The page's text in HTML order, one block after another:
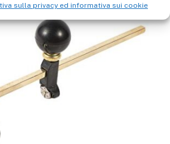
sulla privacy ed informativa sui cookie